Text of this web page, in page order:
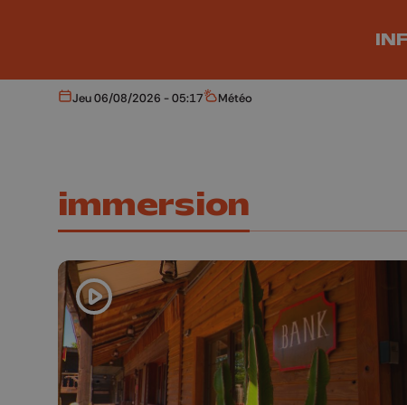
Aujourd'hui
Jeu 06/08/2026 - 05:17 Météo
Météo
immersion